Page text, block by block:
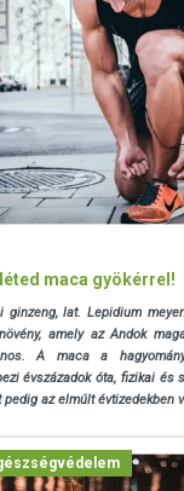
maca gyökérrel!
ginzeng, lat. Lepidium
amely az Andok
A maca a
évszázadok óta, fizikai és
az elmúlt évtizedekben